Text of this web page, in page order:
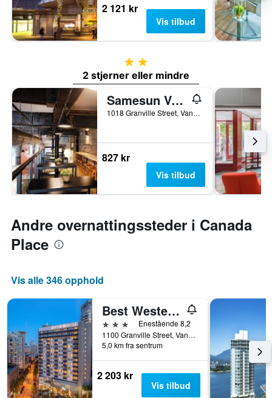
2 121 kr
Vis tilbud
2 stjerner
2 stjerner eller mindre
Samesun Vancouver
1018 Granville Street, Vancouver, BC, Canada
827 kr
Vis tilbud
Andre overnattingssteder i Canada
Place
Vis alle 346 opphold
Best Western Premier Chateau Granville Hotel & Suites & Conf. Centre
3 stjernerEnestående 8,2
1100 Granville Street, Vancouver, BC, Canada
5,0 km fra sentrum
2 203 kr
Vis tilbud